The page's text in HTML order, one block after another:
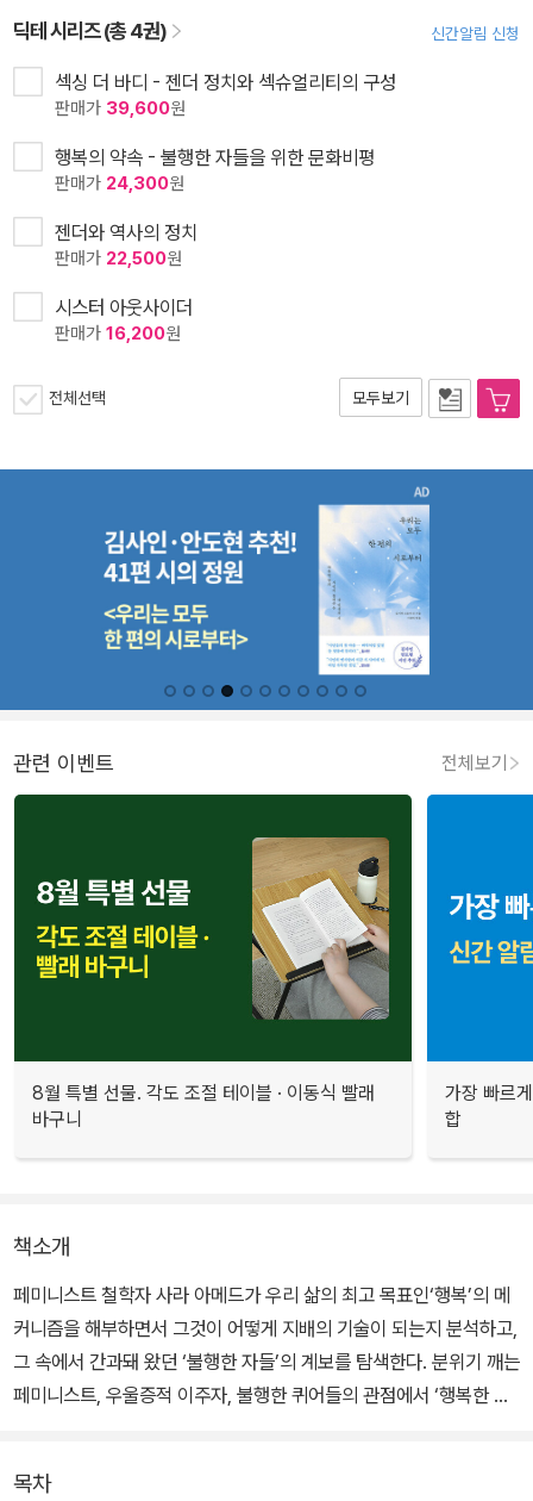
딕테 시리즈 (총 4권) 신간알림 신청
섹싱 더 바디 - 젠더 정치와 섹슈얼리티의 구성
판매가 39,600원
행복의 약속 - 불행한 자들을 위한 문화비평
판매가 24,300원
젠더와 역사의 정치
판매가 22,500원
시스터 아웃사이더
판매가 16,200원
전체선택 모두보기
관련 이벤트 전체보기
8월 특별 선물. 각도 조절 테이블 · 이동식 빨래
바구니
가장 빠르
합
책소개
페미니스트 철학자 사라 아메드가 우리 삶의 최고 목표인‘행복’의 메
커니즘을 해부하면서 그것이 어떻게 지배의 기술이 되는지 분석하고,
그 속에서 간과돼 왔던 ‘불행한 자들’의 계보를 탐색한다. 분위기 깨는
페미니스트, 우울증적 이주자, 불행한 퀴어들의 관점에서 ‘행복한 가
목차